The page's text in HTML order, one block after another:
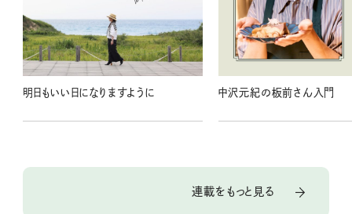
明日もいい日になりますように 中沢元紀の板前さん入門
連載をもっと見る